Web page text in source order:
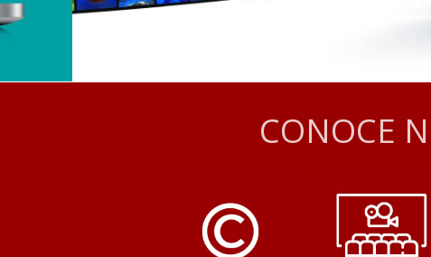
CONOCE